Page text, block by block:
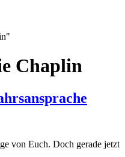
Chaplin
von Euch. Doch gerade jetzt